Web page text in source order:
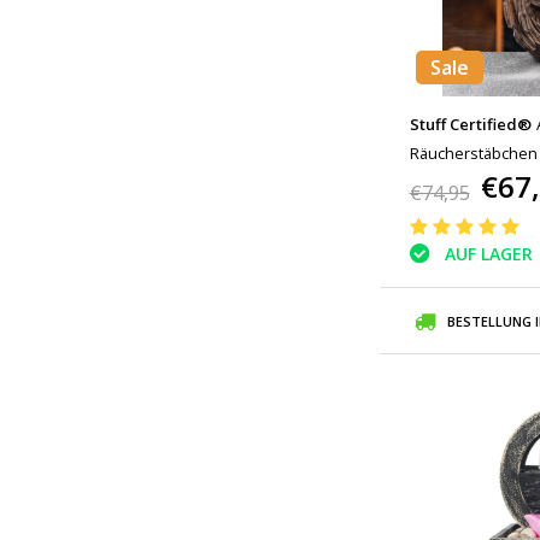
Sale
Stuff Certified®
Rückfluss
€74,95
AUF LAGER
BESTELLUNG